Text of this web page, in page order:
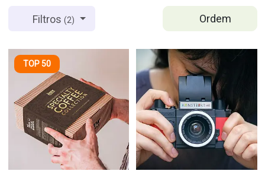
Ordem
Filtros(2)
TOP 50